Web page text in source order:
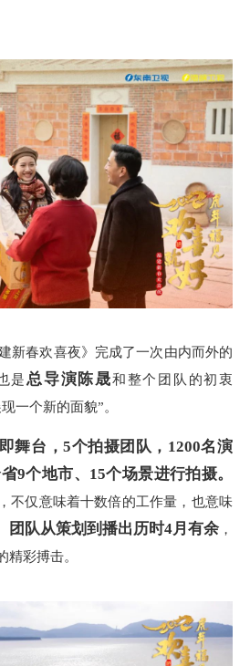
春欢喜夜》完成了一次由内而外的
是总导演陈晟和整个团队的初衷
一个新的面貌”。
舞台，5个拍摄团队， 1200名演
9个地市、15个场景进行拍摄。
不仅意味着十数倍的工作量，也意味
团队从策划到播出历时4月有余，
精彩搏击。